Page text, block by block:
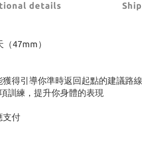
details
47mm）
得引導你準時返回起點的建議路線
訓練，提升你身體的表現
支付